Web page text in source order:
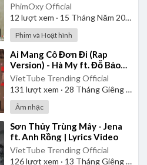
PhimOxy Official
12 lượt xem · 15 Tháng Năm 2026
Phim và Hoạt hình
⁣Ai Mang Cô Đơn Đi (Rap
Version) - Hà My ft. Đỗ Bảo
Lâm
VietTube Trending Official
131 lượt xem · 28 Tháng Giêng 2025
Âm nhạc
⁣Sơn Thủy Trùng Mây - Jena
ft. Anh Rồng | Lyrics Video
VietTube Trending Official
126lượt xem · 13 Tháng Giêng 2025